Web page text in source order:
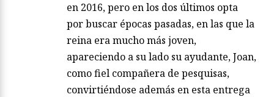
en 2016, pero en los dos últimos opta
por buscar épocas pasadas, en las que la
reina era mucho más joven,
apareciendo a su lado su ayudante, Joan,
como fiel compañera de pesquisas,
convirtiéndose además en esta entrega